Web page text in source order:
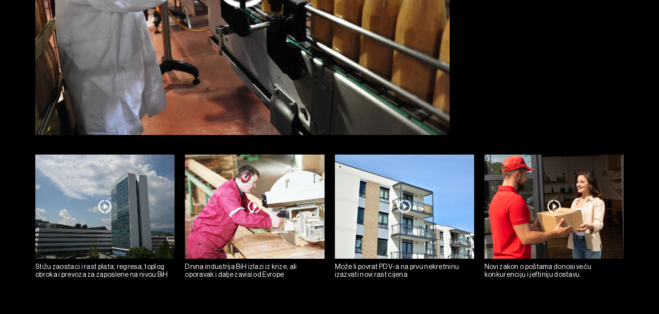
Stižu zaostaci i rast plata, regresa, toplog
obroka i prevoza za zaposlene na nivou BiH
Drvna industrija BiH izlazi iz krize, ali
oporavak i dalje zavisi od Evrope
Može li povrat PDV-a na prvu nekretninu
izazvati novi rast cijena
Novi zakon o poštama donosi veću
konkurenciju i jeftiniju dostavu